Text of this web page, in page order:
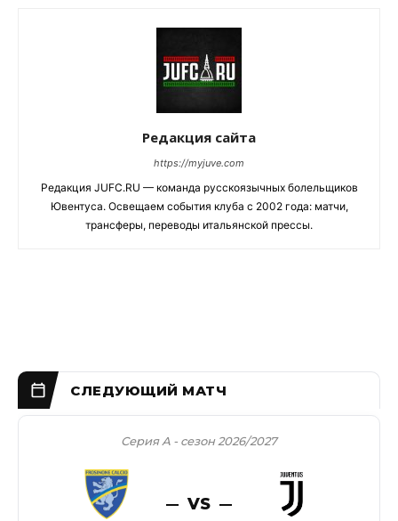
Редакция сайта
https://myjuve.com
Редакция JUFC.RU — команда русскоязычных болельщиков
Ювентуса. Освещаем события клуба с 2002 года: матчи,
трансферы, переводы итальянской прессы.
Серия А - сезон 2026/2027
VS